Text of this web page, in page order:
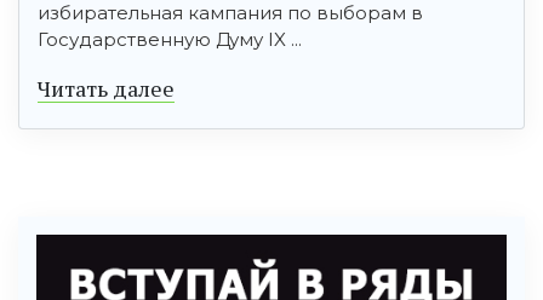
избирательная кампания по выборам в
Государственную Думу IX ...
Читать далее